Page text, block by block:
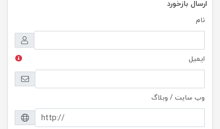
ارسال بازخورد
نام
ایمیل
وب سایت / وبلاگ